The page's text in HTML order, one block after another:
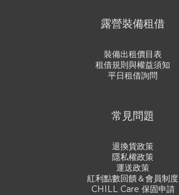
露營裝備租借
裝備出租價目表
租借規則與權益須知
平日租借詢問
常見問題
退換貨政策
隱私權政策
運送政策
紅利點數回饋＆會員制度
CHILL Care 保固申請